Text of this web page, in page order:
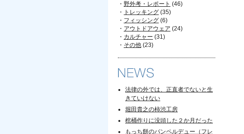
野外考・レポート (46)
トレッキング (35)
フィッシング (6)
アウトドアウェア (24)
カルチャー (31)
その他 (23)
法律の外では、正直者でないと生
きていけない
堀田貴之の柿渋工房
棺桶作りに没頭した２か月だった
もっち餅のパンペルデュー（フレ